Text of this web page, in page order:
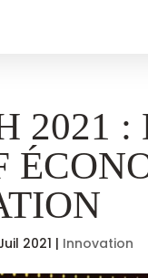
2021 :
2021 | Innovation